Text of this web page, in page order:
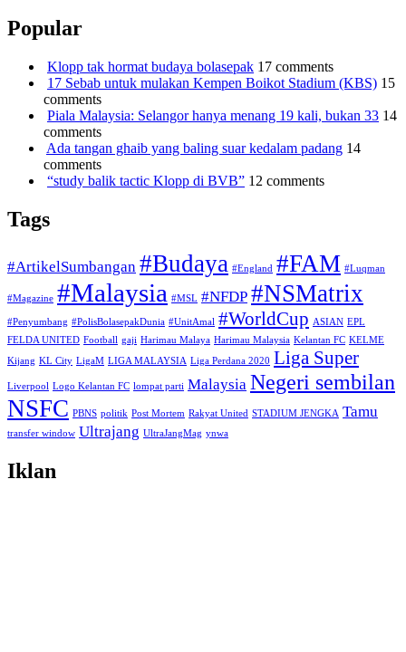
Popular
Klopp tak hormat budaya bolasepak 17 comments
17 Sebab untuk mulakan Kempen Boikot Stadium (KBS) 15
comments
Piala Malaysia: Selangor hanya menang 19 kali, bukan 33 14
comments
Ada tangan ghaib yang baling suar kedalam padang 14
comments
“study balik tactic Klopp di BVB” 12 comments
Tags
#ArtikelSumbangan #Budaya #England #FAM #Luqman
#Magazine #Malaysia #MSL #NFDP #NSMatrix
#Penyumbang #PolisBolasepakDunia #UnitAmal #WorldCup ASIAN EPL
FELDA UNITED Football gaji Harimau Malaya Harimau Malaysia Kelantan FC KELME
Kijang KL City LigaM LIGA MALAYSIA Liga Perdana 2020 Liga Super
Liverpool Logo Kelantan FC lompat parti Malaysia Negeri sembilan
NSFC PBNS politik Post Mortem Rakyat United STADIUM JENGKA Tamu
transfer window Ultrajang UltraJangMag ynwa
Iklan